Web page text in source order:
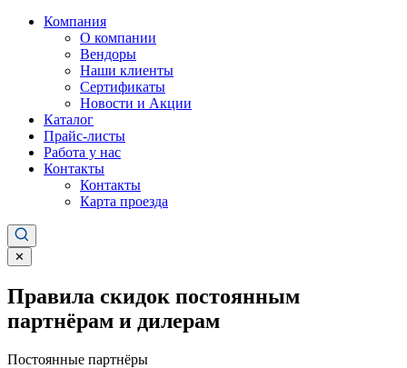
Компания
О компании
Вендоры
Наши клиенты
Сертификаты
Новости и Акции
Каталог
Прайс-листы
Работа у нас
Контакты
Контакты
Карта проезда
✕
Правила скидок постоянным
партнёрам и дилерам
Постоянные партнёры